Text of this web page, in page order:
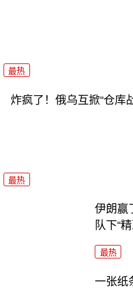
最热
炸疯了！俄乌互掀“仓库
最热
伊朗赢
队下“
最热
一张纸